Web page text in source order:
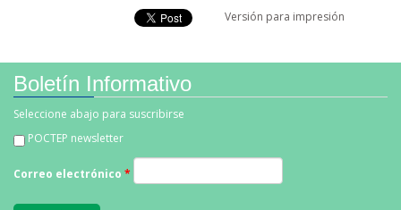
Versión para impresión
Boletín Informativo
Seleccione abajo para suscribirse
POCTEP newsletter
Correo electrónico *